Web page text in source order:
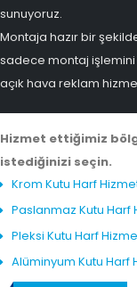
sunuyoruz.
Montaja hazır bir
sadece montaj işlemini
açık hava reklam
Hizmet ettiğimiz
istediğinizi seçin.
Krom Kutu Harf
Paslanmaz Kutu Harf
Pleksi Kutu Harf
Alüminyum Kutu Harf